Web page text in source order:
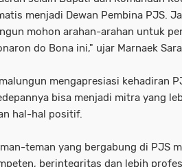
menjadi Dewan Pembina PJS.
mohon arahan-arahan untuk
do Bona ini," ujar Marnaek
mengapresiasi kehadiran
bisa menjadi mitra yang
hal-hal positif.
teman yang bergabung di PJS
berintegritas dan lebih